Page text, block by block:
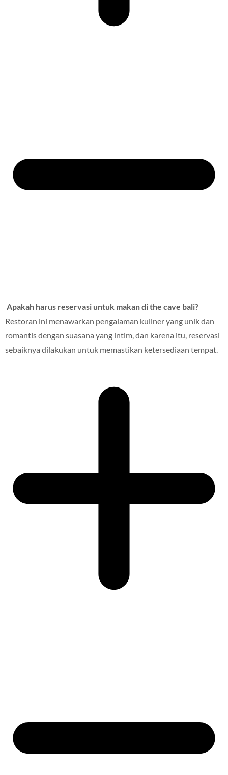
Apakah harus reservasi untuk makan di the cave bali?
Restoran ini menawarkan pengalaman kuliner yang unik dan
romantis dengan suasana yang intim, dan karena itu, reservasi
sebaiknya dilakukan untuk memastikan ketersediaan tempat.